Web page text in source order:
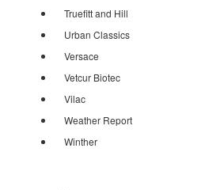
Truefitt and Hill
Urban Classics
Versace
Vetcur Biotec
Vilac
Weather Report
Winther